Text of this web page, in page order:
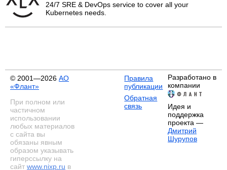
24/7 SRE & DevOps service to cover all your
Kubernetes needs.
© 2001—2026 АО
«Флант»
При полном или
частичном
использовании
любых материалов
с сайта вы
обязаны явным
образом указывать
гиперссылку на
сайт www.nixp.ru в
Правила
публикации
Обратная
связь
Разработано в
компании
Идея и
поддержка
проекта —
Дмитрий
Шурупов